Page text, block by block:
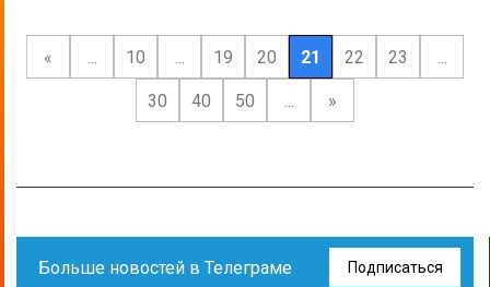
« 10 19 20 21 22 23
30 40 50 »
Больше новостей в Телеграме Подписаться